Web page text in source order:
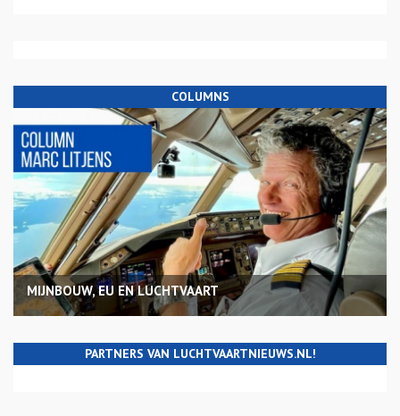
COLUMNS
MIJNBOUW, EU EN LUCHTVAART
PARTNERS VAN LUCHTVAARTNIEUWS.NL!